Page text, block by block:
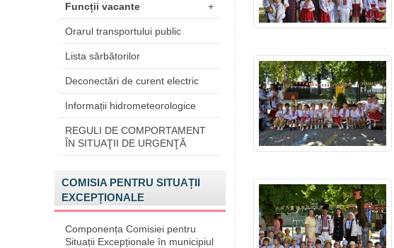
Funcții vacante +
Orarul transportului public
Lista sărbătorilor
Deconectări de curent electric
Informații hidrometeorologice
REGULI DE COMPORTAMENT
ÎN SITUAŢII DE URGENŢĂ
COMISIA PENTRU SITUAȚII
EXCEPȚIONALE
Componența Comisiei pentru
Situații Excepționale în municipiul